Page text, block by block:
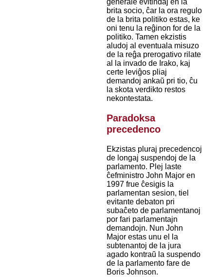
ĝenerale evitindaj en la
brita socio, ĉar la ora regulo
de la brita politiko estas, ke
oni tenu la reĝinon for de la
politiko. Tamen ekzistis
aludoj al eventuala misuzo
de la reĝa prerogativo rilate
al la invado de Irako, kaj
certe leviĝos pliaj
demandoj ankaŭ pri tio, ĉu
la skota verdikto restos
nekontestata.
Paradoksa
precedenco
Ekzistas pluraj precedencoj
de longaj suspendoj de la
parlamento. Plej laste
ĉefministro John Major en
1997 frue ĉesigis la
parlamentan sesion, tiel
evitante debaton pri
subaĉeto de parlamentanoj
por fari parlamentajn
demandojn. Nun John
Major estas unu el la
subtenantoj de la jura
agado kontraŭ la suspendo
de la parlamento fare de
Boris Johnson.